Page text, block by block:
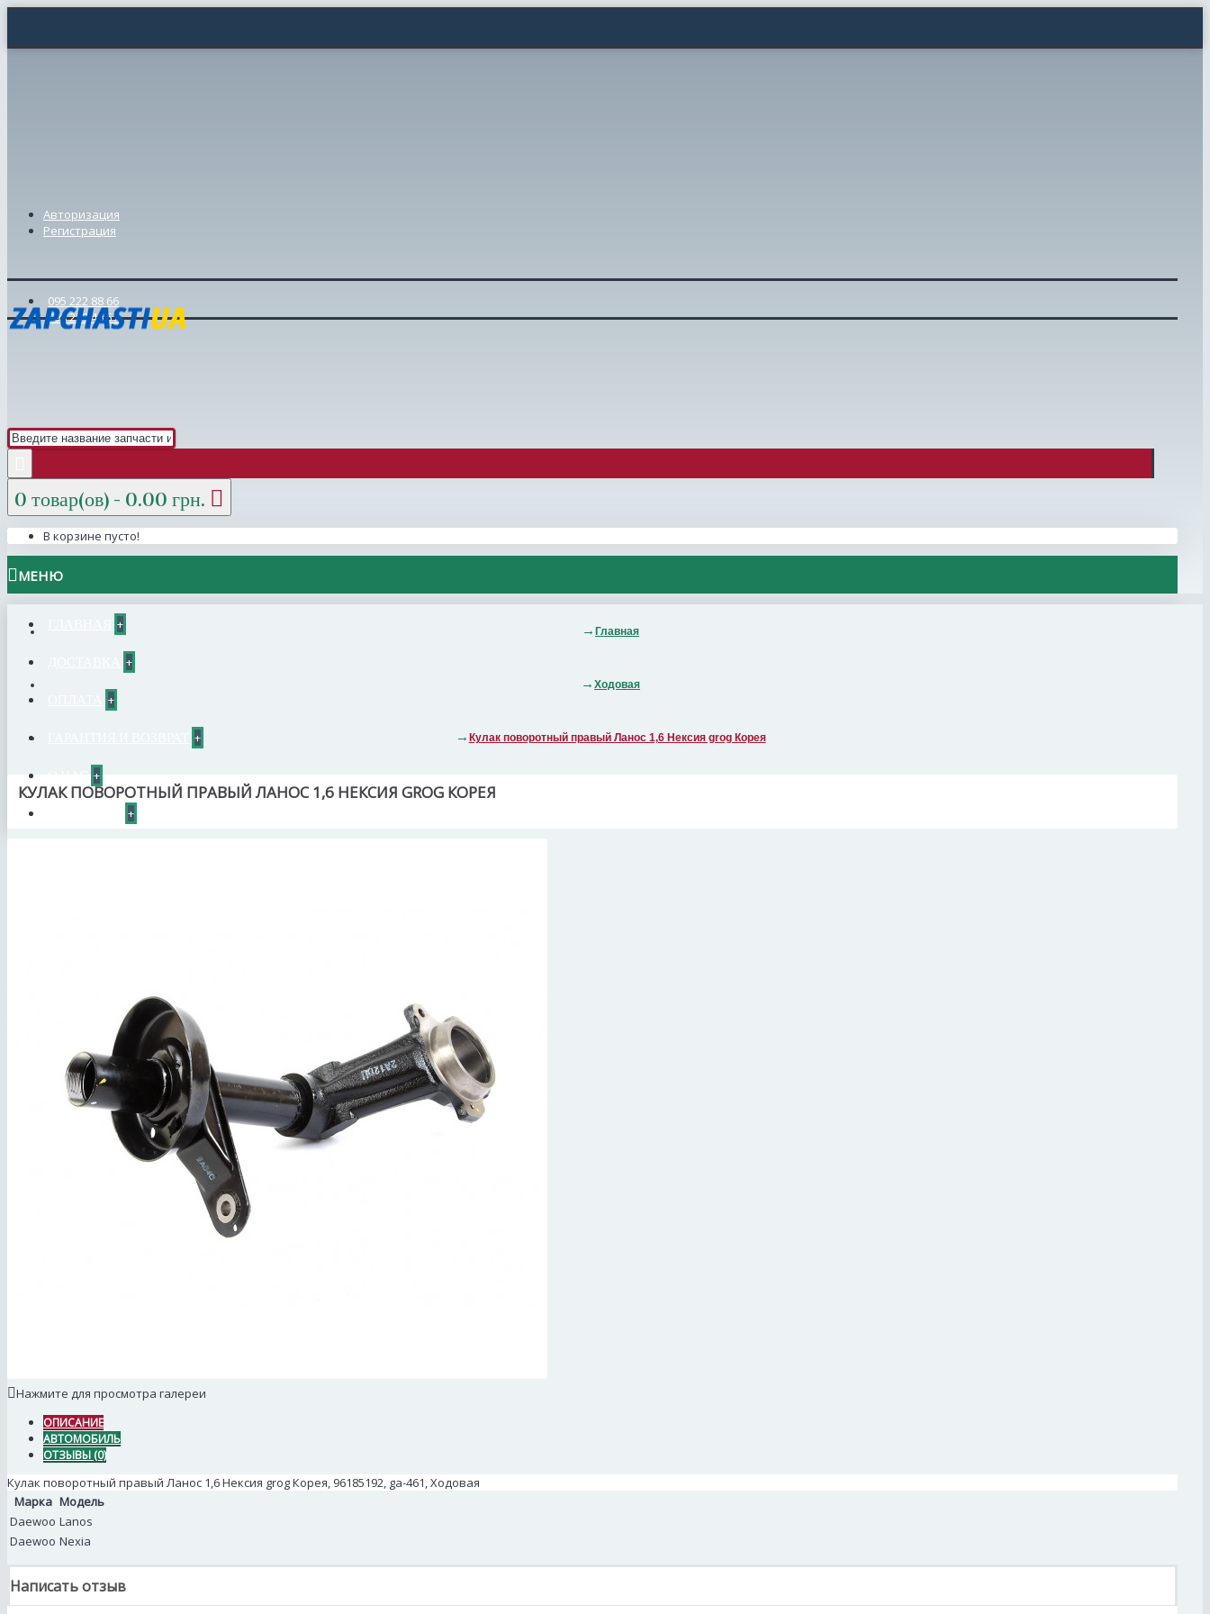
Авторизация
Регистрация
095 222 88 66
098 239 46 57
0 товар(ов) - 0.00 грн.
В корзине пусто!
МЕНЮ
+
+
+
+
+
+
Главная
Ходовая
Кулак поворотный правый Ланос 1,6 Нексия grog Корея
КУЛАК ПОВОРОТНЫЙ ПРАВЫЙ ЛАНОС 1,6 НЕКСИЯ GROG КОРЕЯ
Нажмите для просмотра галереи
ОПИСАНИЕ
АВТОМОБИЛЬ
ОТЗЫВЫ (0)
Кулак поворотный правый Ланос 1,6 Нексия grog Корея, 96185192, ga-461, Ходовая
Марка Модель
Daewoo Lanos
Daewoo Nexia
Написать отзыв